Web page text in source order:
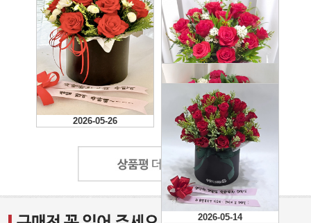
2026-06-12
2026-05-26
2026-05-24
아름답게 잘 꾸며 꽃이 더
예쁘게 보이네요..받은 사
람이 매우 만족해 해서 그
또한 좋았습니다~
2026-05-22
2026-05-14